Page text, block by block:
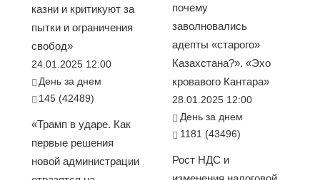
казни и критикуют за
пытки и ограничения
свобод»
24.01.2025 12:00
День за днем
145 (42489)
«Трамп в ударе. Как
первые решения
новой администрации
почему
заволновались
адепты «старого»
Казахстана?». «Эхо
кровавого Кантара»
28.01.2025 12:00
День за днем
1181 (43496)
Рост НДС и